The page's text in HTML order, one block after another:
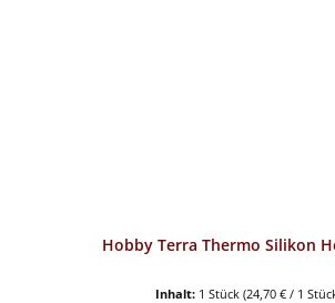
Hobby Terra Thermo Silikon
Inhalt: 1 Stück (24,70 € / 1